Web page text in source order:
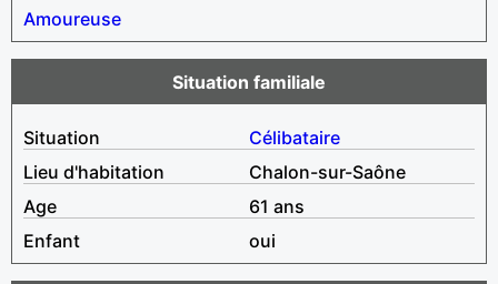
Amoureuse
Situation familiale
Situation
Célibataire
Lieu d'habitation
Chalon-sur-Saône
Age
61 ans
Enfant
oui